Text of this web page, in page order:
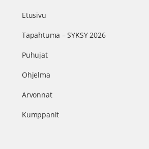
Etusivu
Tapahtuma – SYKSY 2026
Puhujat
Ohjelma
Arvonnat
Kumppanit